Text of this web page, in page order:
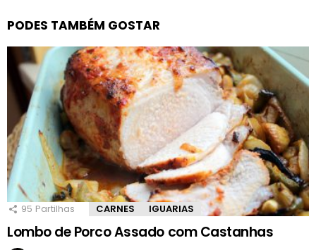
PODES TAMBÉM GOSTAR
95 Partilhas CARNES IGUARIAS
Lombo de Porco Assado com Castanhas